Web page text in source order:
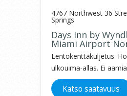
4767 Northwest 36
Springs
Days Inn by
Miami Airport
Lentokenttäkuljetus.
ulkouima-allas. Ei
Katso saatavuus